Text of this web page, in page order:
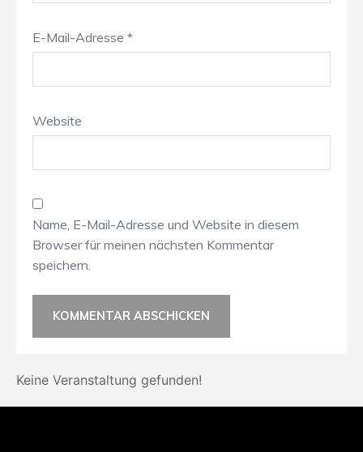
E-Mail-Adresse *
Website
Name, E-Mail-Adresse und Website in diesem
Browser für meinen nächsten Kommentar
speichern.
Keine Veranstaltung gefunden!